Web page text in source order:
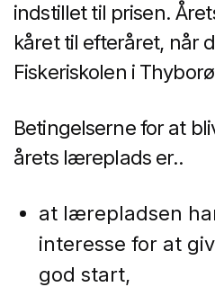
indstillet til prisen.
kåret til efteråret, når
Fiskeriskolen i
Betingelserne for at
årets læreplads er..
at lærepladsen
interesse for at
god start,